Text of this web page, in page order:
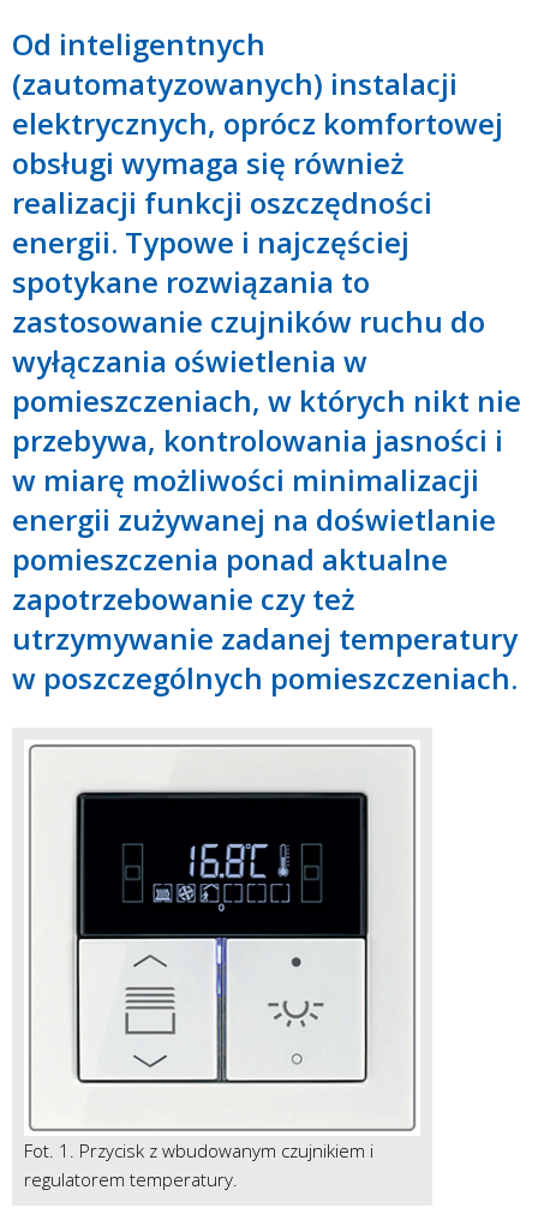
Od inteligentnych
(zautomatyzowanych) instalacji
elektrycznych, oprócz komfortowej
obsługi wymaga się również
realizacji funkcji oszczędności
energii. Typowe i najczęściej
spotykane rozwiązania to
zastosowanie czujników ruchu do
wyłączania oświetlenia w
pomieszczeniach, w których nikt nie
przebywa, kontrolowania jasności i
w miarę możliwości minimalizacji
energii zużywanej na doświetlanie
pomieszczenia ponad aktualne
zapotrzebowanie czy też
utrzymywanie zadanej temperatury
w poszczególnych pomieszczeniach.
Fot. 1. Przycisk z wbudowanym czujnikiem i
regulatorem temperatury.